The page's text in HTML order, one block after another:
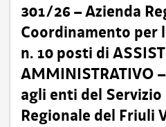
301/26 – Azienda
Coordinamento per
n. 10 posti di
AMMINISTRATIVO
agli enti del
Regionale del Friuli